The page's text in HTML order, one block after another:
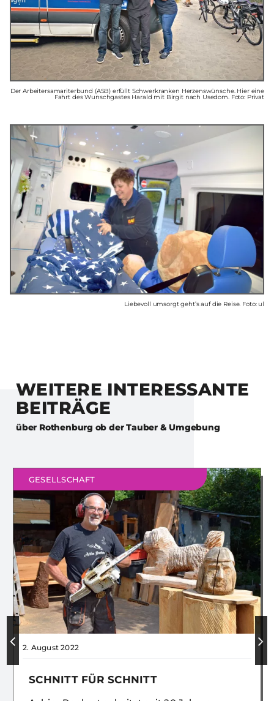
Der Arbeitersamariterbund (ASB) erfüllt Schwerkranken Herzenswünsche. Hier eine
Fahrt des Wunschgastes Harald mit Birgit nach Usedom. Foto: Privat
Liebevoll umsorgt geht’s auf die Reise. Foto: ul
WEITERE INTERESSANTE
BEITRÄGE
über Rothenburg ob der Tauber & Umgebung
GESELLSCHAFT
2. August 2022
SCHNITT FÜR SCHNITT